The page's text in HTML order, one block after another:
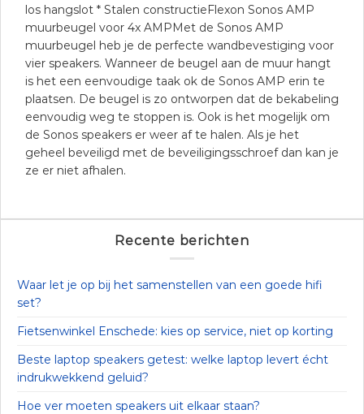
los hangslot * Stalen constructieFlexon Sonos AMP
muurbeugel voor 4x AMPMet de Sonos AMP
muurbeugel heb je de perfecte wandbevestiging voor
vier speakers. Wanneer de beugel aan de muur hangt
is het een eenvoudige taak ok de Sonos AMP erin te
plaatsen. De beugel is zo ontworpen dat de bekabeling
eenvoudig weg te stoppen is. Ook is het mogelijk om
de Sonos speakers er weer af te halen. Als je het
geheel beveiligd met de beveiligingsschroef dan kan je
ze er niet afhalen.
Recente berichten
Waar let je op bij het samenstellen van een goede hifi
set?
Fietsenwinkel Enschede: kies op service, niet op korting
Beste laptop speakers getest: welke laptop levert écht
indrukwekkend geluid?
Hoe ver moeten speakers uit elkaar staan?